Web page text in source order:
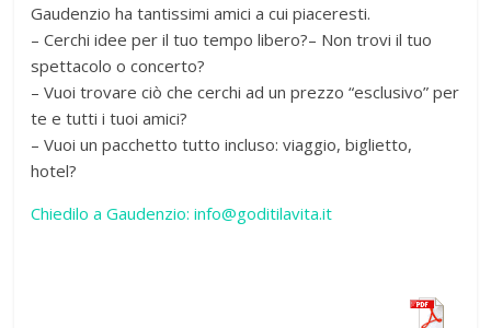
Gaudenzio ha tantissimi amici a cui piaceresti.
– Cerchi idee per il tuo tempo libero?– Non trovi il tuo
spettacolo o concerto?
– Vuoi trovare ciò che cerchi ad un prezzo “esclusivo” per
te e tutti i tuoi amici?
– Vuoi un pacchetto tutto incluso: viaggio, biglietto,
hotel?
Chiedilo a Gaudenzio: info@goditilavita.it